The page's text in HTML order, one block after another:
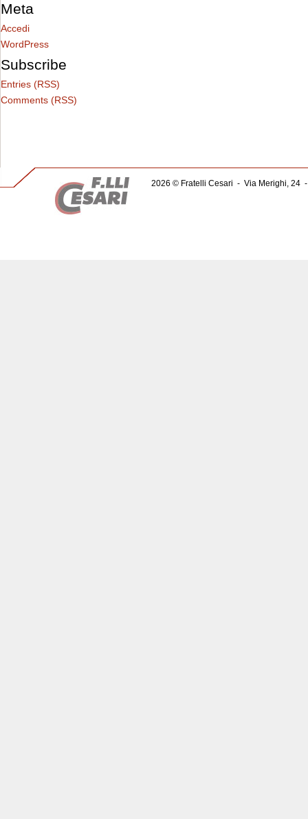
Meta
Accedi
WordPress
Subscribe
Entries (RSS)
Comments (RSS)
2026 © Fratelli Cesari - Via Merighi, 24 -